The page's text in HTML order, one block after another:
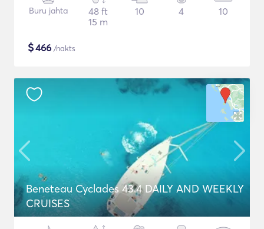
Buru jahta
48 ft
15 m
10 4 10
$466 /nakts
Beneteau Cyclades 43.4 DAILY AND WEEKLY
CRUISES